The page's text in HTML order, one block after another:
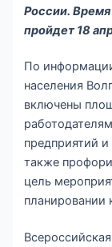
России.
пройдет 18
По
населения
включены
предприятий
также
цель
планировании